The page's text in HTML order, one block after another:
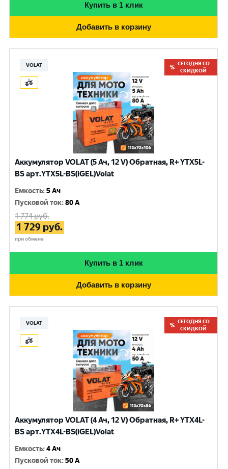
Купить в 1 клик
Добавить в корзину
VOLAT
СЕГОДНЯ СО
СКИДКОЙ
Аккумулятор VOLAT (5 Ач, 12 V) Обратная, R+ YTX5L-
BS арт.YTX5L-BS(iGEL)Volat
Емкость:5 Ач
Пусковой ток:80 A
1 774руб.
1 729 руб.
при обмене
Купить в 1 клик
Добавить в корзину
VOLAT
СЕГОДНЯ СО
СКИДКОЙ
Аккумулятор VOLAT (4 Ач, 12 V) Обратная, R+ YTX4L-
BS арт.YTX4L-BS(iGEL)Volat
Емкость:4 Ач
Пусковой ток:50 A